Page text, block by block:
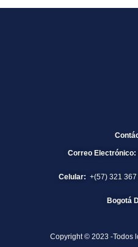
Correo Electrónico:
Celular: +(57) 321
Bogotá
Copyright © 2023 -Todos